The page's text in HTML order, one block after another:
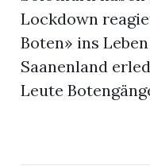
Lockdown
Boten» ins
Saanenland
Leute